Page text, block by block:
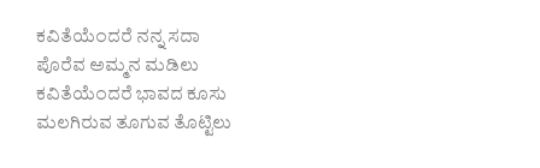
ಕವಿತೆಯೆಂದರೆ ನನ್ನ ಸದಾ
ಪೊರೆವ ಅಮ್ಮನ ಮಡಿಲು
ಕವಿತೆಯೆಂದರೆ ಭಾವದ ಕೂಸು
ಮಲಗಿರುವ ತೂಗುವ ತೊಟ್ಟಿಲು